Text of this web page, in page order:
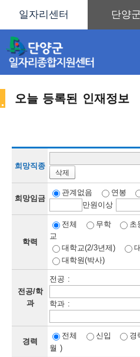
오늘 등록된 인재정보
희망직종
삭제
희망임금
관계없음 연봉
만원이상
학력
전체 무학 초
교
대학교(2/3년제)
대학원(박사)
전공/학
과
전공 :
학과 :
경력
전체 신입 경
월 )
인
정